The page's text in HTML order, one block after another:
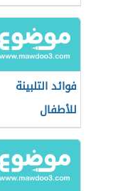
فوائد التلبينة
للأطفال